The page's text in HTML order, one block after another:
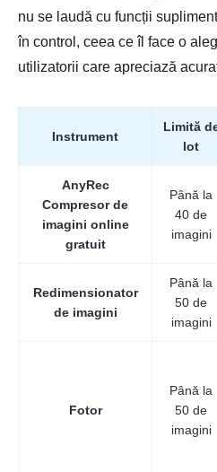
nu se laudă cu funcții
în control, ceea ce îl face o
utilizatorii care apreciază
Instrument
Limită
lot
AnyRec
Compresor de
imagini online
gratuit
Până la
40 de
imagini
Redimensionator
de imagini
Până la
50 de
imagini
Fotor
Până la
50 de
imagini